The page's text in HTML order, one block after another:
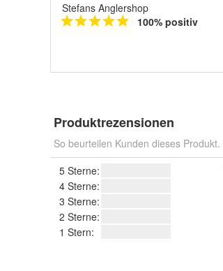
Stefans Anglershop
100% positiv
Produktrezensionen
So beurteilen Kunden dieses Produkt.
5 Sterne:
4 Sterne:
3 Sterne:
2 Sterne:
1 Stern: